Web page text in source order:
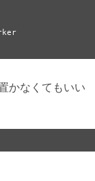
かなくてもいい